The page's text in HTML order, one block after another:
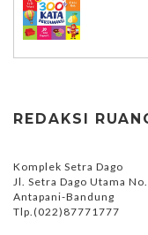
REDAKSI
Komplek Setra Dago
Jl. Setra Dago Utama
Antapani-Bandung
Tlp.(022)87771777